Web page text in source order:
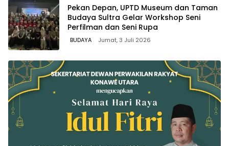
Pekan Depan, UPTD Museum dan Taman
Budaya Sultra Gelar Workshop Seni
Perfilman dan Seni Rupa
BUDAYA Jumat, 3 Juli 2026